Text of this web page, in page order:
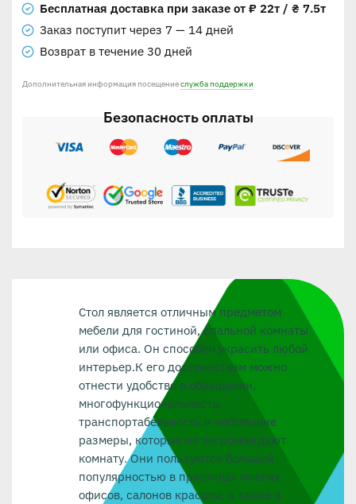
Бесплатная доставка при заказе от ₽ 22т / ₴ 7.5т
Заказ поступит через 7 — 14 дней
Возврат в течение 30 дней
Дополнительная информация посещениеслужба поддержки
Безопасность оплаты
Стол является отличным предметом
мебели для гостиной, спальной комнаты
или офиса. Он способен украсить любой
интерьер.К его достоинствам можно
отнести удобство в обращении,
многофункциональность,
транспортабельность и небольшие
размеры, которые не загромождают
комнату. Они пользуются большой
популярностью в приемных многих
офисов, салонов красоты, а также в